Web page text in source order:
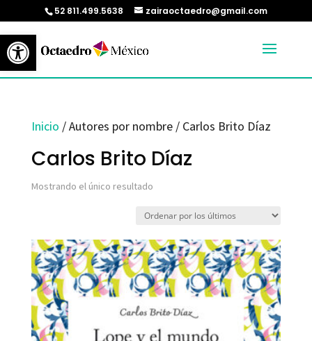
Abrir barra de herramientas
52 811.499.5638 zairaoctaedro@gmail.com
Inicio / Autores por nombre / Carlos Brito Díaz
Carlos Brito Díaz
Mostrando el único resultado